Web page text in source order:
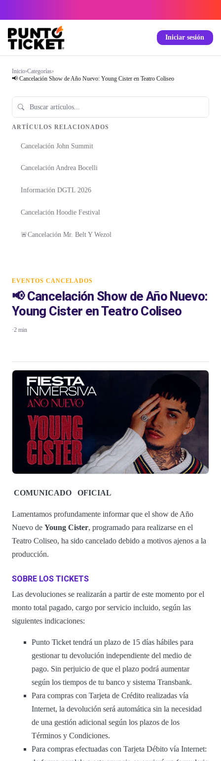
Iniciar sesión
Inicio›Categorías›
📢 Cancelación Show de Año Nuevo: Young Cister en Teatro Coliseo
ARTÍCULOS RELACIONADOS
Cancelación John Summit
Cancelación Andrea Bocelli
Información DGTL 2026
Cancelación Hoodie Festival
🚨Cancelación Mr. Belt Y Wezol
EVENTOS CANCELADOS
📢 Cancelación Show de Año Nuevo:
Young Cister en Teatro Coliseo
·2 min
COMUNICADO OFICIAL
Lamentamos profundamente informar que el show de Año
Nuevo de Young Cister, programado para realizarse en el
Teatro Coliseo, ha sido cancelado debido a motivos ajenos a la
producción.
SOBRE LOS TICKETS
Las devoluciones se realizarán a partir de este momento por el
monto total pagado, cargo por servicio incluido, según las
siguientes indicaciones:
Punto Ticket tendrá un plazo de 15 días hábiles para
gestionar tu devolución independiente del medio de
pago. Sin perjuicio de que el plazo podrá aumentar
según los tiempos de tu banco y sistema Transbank.
Para compras con Tarjeta de Crédito realizadas vía
Internet, la devolución será automática sin la necesidad
de una gestión adicional según los plazos de los
Términos y Condiciones.
Para compras efectuadas con Tarjeta Débito vía Internet: